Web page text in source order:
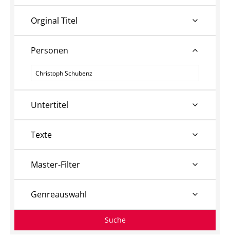
Orginal Titel
Personen
Personen
Untertitel
Texte
Master-Filter
Genreauswahl
Suche